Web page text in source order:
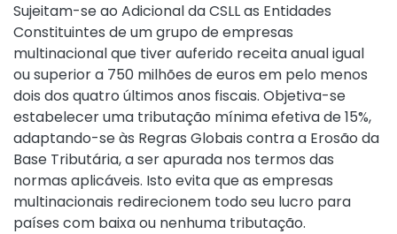
Sujeitam-se ao Adicional da CSLL as Entidades
Constituintes de um grupo de empresas
multinacional que tiver auferido receita anual igual
ou superior a 750 milhões de euros em pelo menos
dois dos quatro últimos anos fiscais. Objetiva-se
estabelecer uma tributação mínima efetiva de 15%,
adaptando-se às Regras Globais contra a Erosão da
Base Tributária, a ser apurada nos termos das
normas aplicáveis. Isto evita que as empresas
multinacionais redirecionem todo seu lucro para
países com baixa ou nenhuma tributação.